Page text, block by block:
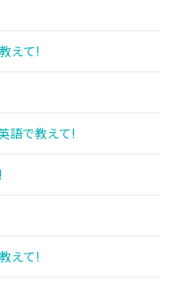
えて!
語で教えて!
えて!